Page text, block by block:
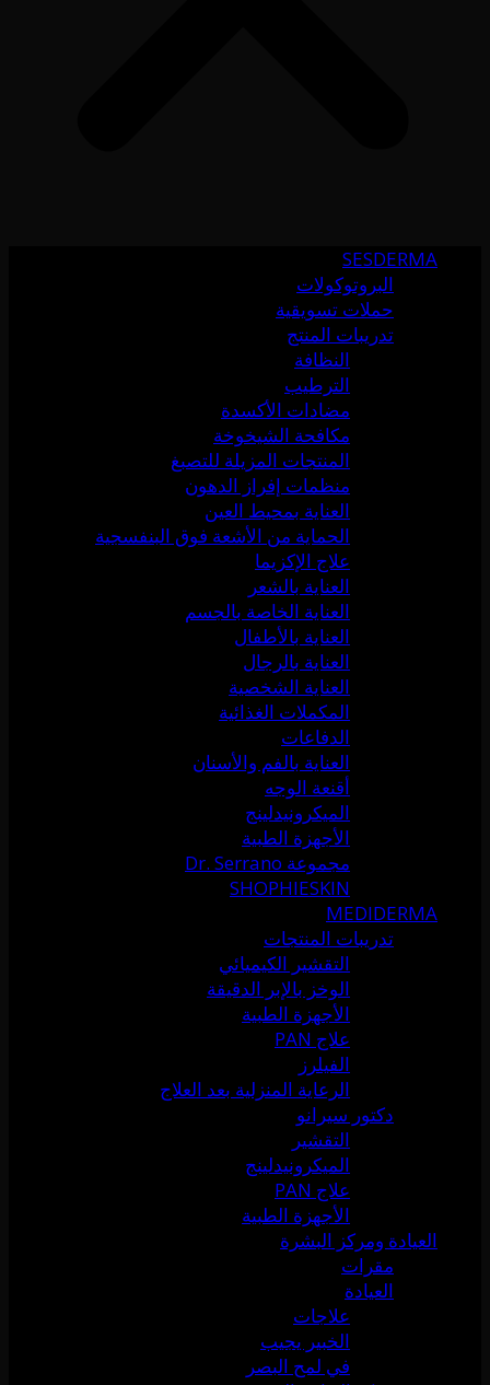
SESDERMA
البروتوكولات
حملات تسويقية
تدريبات المنتج
النظافة
الترطيب
مضادات الأكسدة
مكافحة الشيخوخة
المنتجات المزيلة للتصبغ
منظمات إفراز الدهون
العناية بمحيط العين
الحماية من الأشعة فوق البنفسجية
علاج الإكزيما
العناية بالشعر
العناية الخاصة بالجسم
العناية بالأطفال
العناية بالرجال
العناية الشخصية
المكملات الغذائية
الدفاعات
العناية بالفم والأسنان
أقنعة الوجه
الميكرونيدلينج
الأجهزة الطبية
مجموعة Dr. Serrano
SHOPHIESKIN
MEDIDERMA
تدريبات المنتجات
التقشير الكيميائي
الوخز بالإبر الدقيقة
الأجهزة الطبية
علاج PAN
الفيلرز
الرعاية المنزلية بعد العلاج
دكتور سيرانو
التقشير
الميكرونيدلينج
علاج PAN
الأجهزة الطبية
العيادة ومركز البشرة
مقرات
العيادة
علاجات
الخبير يجيب
في لمح البصر